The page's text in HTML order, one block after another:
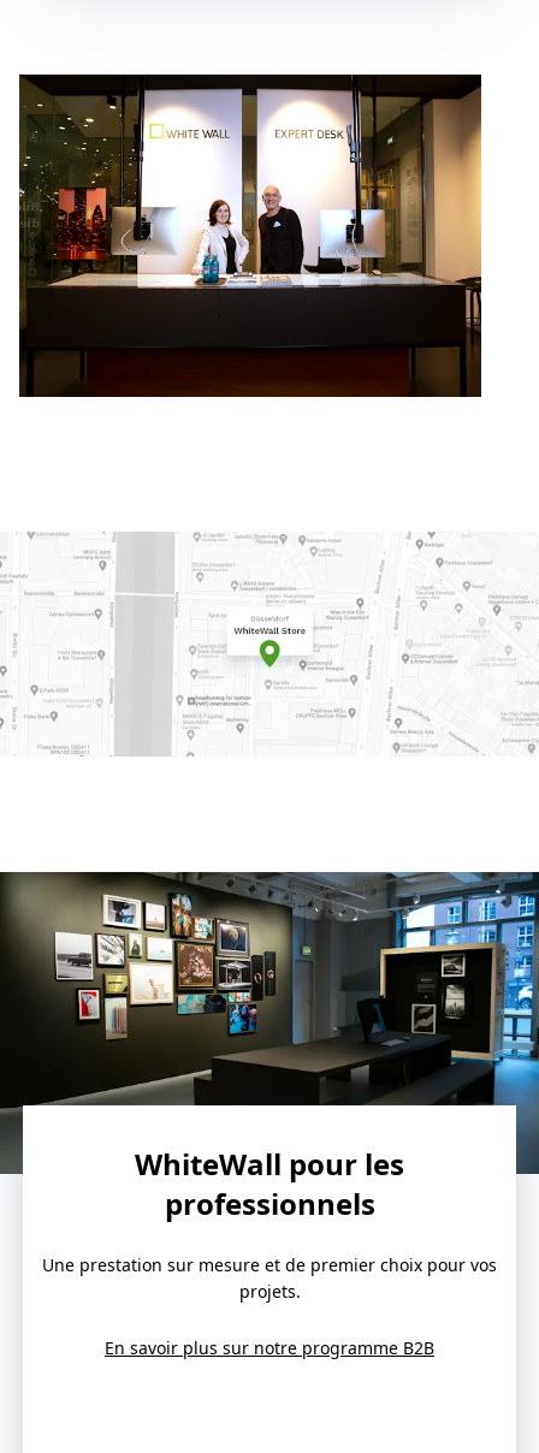
WhiteWall pour les
professionnels
Une prestation sur mesure et de premier choix pour vos
projets.
En savoir plus sur notre programme B2B